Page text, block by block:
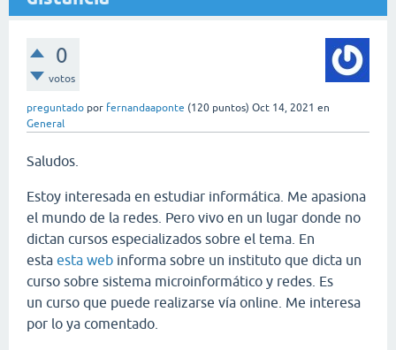
0
votos
preguntado por fernandaaponte (120 puntos) Oct 14, 2021 en
General
Saludos.
Estoy interesada en estudiar informática. Me apasiona
el mundo de la redes. Pero vivo en un lugar donde no
dictan cursos especializados sobre el tema. En
esta esta web informa sobre un instituto que dicta un
curso sobre sistema microinformático y redes. Es
un curso que puede realizarse vía online. Me interesa
por lo ya comentado.